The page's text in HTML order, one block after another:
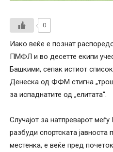
0
Иако веќе е познат
ПМФЛ и во десетте екипи
Башкими, сепак истиот
Денеска од ФФМ стигна
за испаднатите од „елитата“.
Случајот за натпреварот
разбуди спортската
местенка, е веќе пред